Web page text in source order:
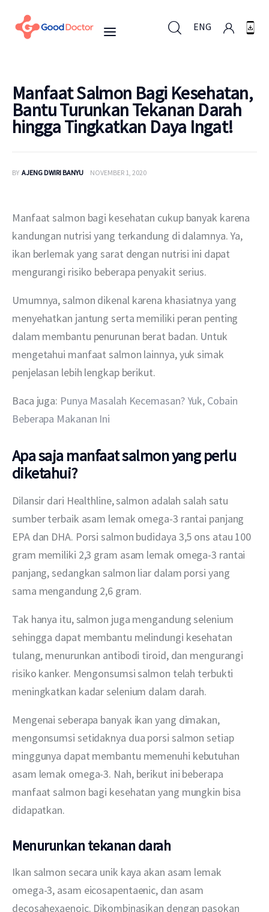
ENG
ENG
Untuk Bisnis
Layanan
Manfaat Salmon Bagi Kesehatan,
Bantu Turunkan Tekanan Darah
hingga Tingkatkan Daya Ingat!
BY AJENG DWIRI BANYU NOVEMBER 1, 2020
Manfaat salmon bagi kesehatan cukup banyak karena
kandungan nutrisi yang terkandung di dalamnya. Ya,
ikan berlemak yang sarat dengan nutrisi ini dapat
mengurangi risiko beberapa penyakit serius.
Umumnya, salmon dikenal karena khasiatnya yang
menyehatkan jantung serta memiliki peran penting
dalam membantu penurunan berat badan. Untuk
mengetahui manfaat salmon lainnya, yuk simak
penjelasan lebih lengkap berikut.
Baca juga: Punya Masalah Kecemasan? Yuk, Cobain
Beberapa Makanan Ini
Apa saja manfaat salmon yang perlu
diketahui?
Dilansir dari Healthline, salmon adalah salah satu
sumber terbaik asam lemak omega-3 rantai panjang
EPA dan DHA. Porsi salmon budidaya 3,5 ons atau 100
gram memiliki 2,3 gram asam lemak omega-3 rantai
panjang, sedangkan salmon liar dalam porsi yang
sama mengandung 2,6 gram.
Tak hanya itu, salmon juga mengandung selenium
sehingga dapat membantu melindungi kesehatan
tulang, menurunkan antibodi tiroid, dan mengurangi
risiko kanker. Mengonsumsi salmon telah terbukti
meningkatkan kadar selenium dalam darah.
Mengenai seberapa banyak ikan yang dimakan,
mengonsumsi setidaknya dua porsi salmon setiap
minggunya dapat membantu memenuhi kebutuhan
asam lemak omega-3. Nah, berikut ini beberapa
manfaat salmon bagi kesehatan yang mungkin bisa
didapatkan.
Menurunkan tekanan darah
Ikan salmon secara unik kaya akan asam lemak
omega-3, asam eicosapentaenic, dan asam
decosahexaenoic. Dikombinasikan dengan pasokan